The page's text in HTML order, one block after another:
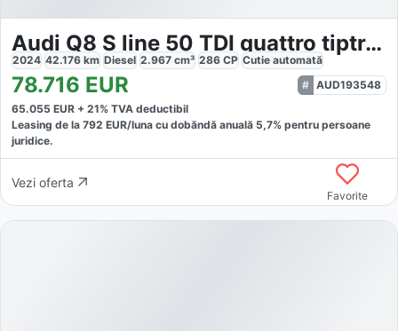
Audi Q8 S line 50 TDI quattro tiptronic
2024 42.176 km Diesel 2.967 cm³ 286 CP Cutie automată
78.716 EUR
AUD193548
65.055 EUR + 21% TVA deductibil
Leasing de la 792 EUR/luna cu dobăndă anuală 5,7% pentru persoane
juridice.
Vezi oferta
Favorite